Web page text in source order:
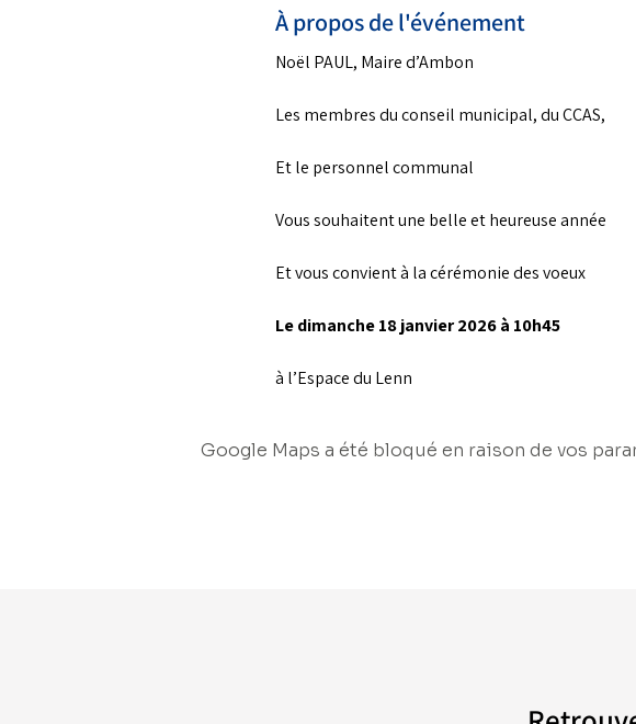
À propos de l'événement
Noël PAUL, Maire d’Ambon
Les membres du conseil municipal, du CCAS,
Et le personnel communal
Vous souhaitent une belle et heureuse année
Et vous convient à la cérémonie des voeux
Le dimanche 18 janvier 2026 à 10h45
à l’Espace du Lenn
Google Maps a été bloqué en raison de vos